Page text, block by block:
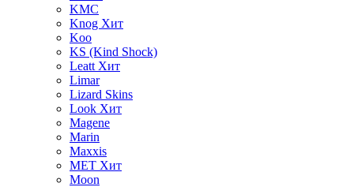
KMC
Knog Хит
Koo
KS (Kind Shock)
Leatt Хит
Limar
Lizard Skins
Look Хит
Magene
Marin
Maxxis
MET Хит
Moon